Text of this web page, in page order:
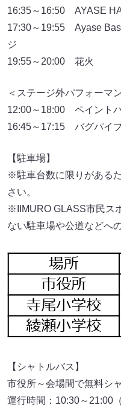
16:35～16:50 AYASE
17:30～19:55 Ayase
ジ
19:55～20:00 花火
＜ステージ外パフォーマ
12:00～18:00 ペイント
16:45～17:15 バグパイ
【駐車場】
※駐車台数に限りがある
さい。
※IIMURO GLASS市民ス
ない駐車場や公道などへ
【シャトルバス】
市役所～会場間で無料シ
運行時間：10:30～21:00